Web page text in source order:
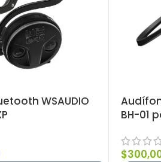
WSAUDIO
BH-01
$